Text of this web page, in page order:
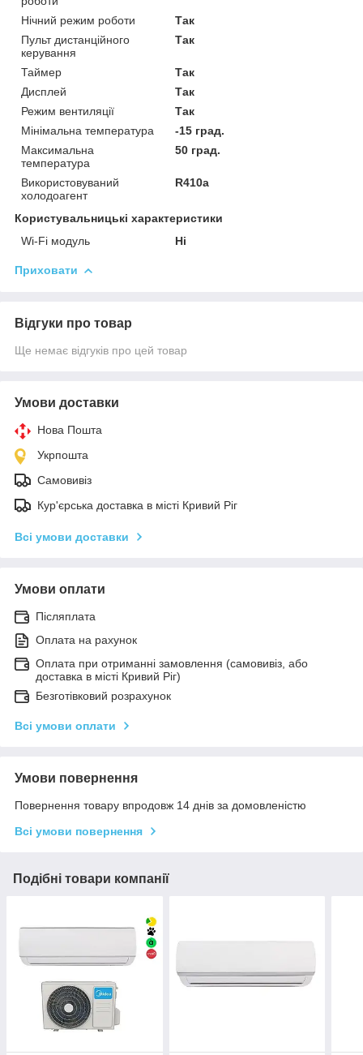
Нічний режим роботи
Так
Пульт дистанційного
керування
Так
Таймер
Так
Дисплей
Так
Режим вентиляції
Так
Мінімальна температура
-15 град.
Максимальна
температура
50 град.
Використовуваний
холодоагент
R410a
Користувальницькі характеристики
Wi-Fi модуль
Ні
Приховати
Відгуки про товар
Ще немає відгуків про цей товар
Умови доставки
Нова Пошта
Укрпошта
Самовивіз
Кур'єрська доставка в місті Кривий Ріг
Всі умови доставки
Умови оплати
Післяплата
Оплата на рахунок
Оплата при отриманні замовлення (самовивіз, або
доставка в місті Кривий Ріг)
Безготівковий розрахунок
Всі умови оплати
Умови повернення
Повернення товару впродовж 14 днів за домовленістю
Всі умови повернення
Подібні товари компанії